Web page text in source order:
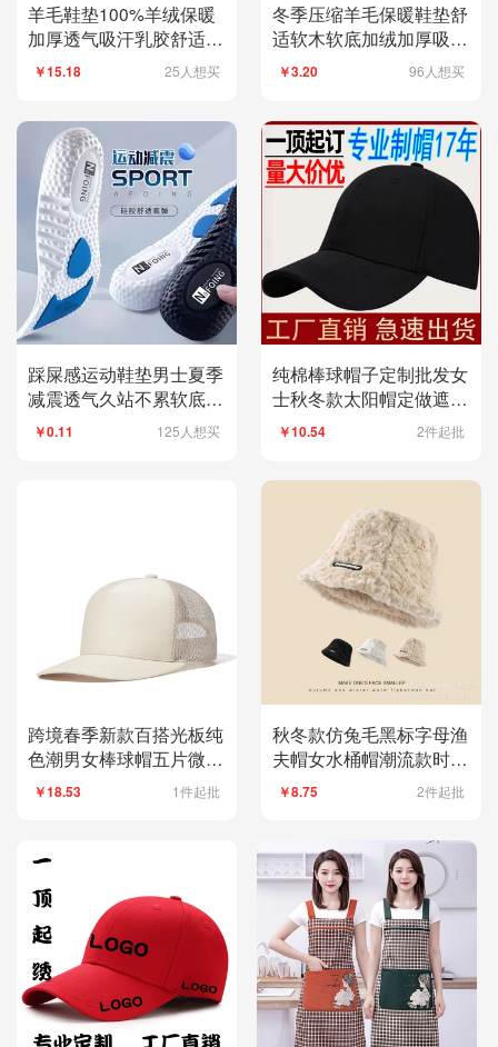
羊毛鞋垫100%羊绒保暖
加厚透气吸汗乳胶舒适高
弹减震马丁靴加绒
￥15.18 25人想买
冬季压缩羊毛保暖鞋垫舒
适软木软底加绒加厚吸汗
透气抗菌防臭批发
￥3.20 96人想买
踩屎感运动鞋垫男士夏季
减震透气久站不累软底篮
球aj气垫鞋垫
￥0.11 125人想买
纯棉棒球帽子定制批发女
士秋冬款太阳帽定做遮阳
鸭舌帽刺绣logo男
￥10.54 2件起批
跨境春季新款百搭光板纯
色潮男女棒球帽五片微弯
帽沿卡车网帽
￥18.53 1件起批
秋冬款仿兔毛黑标字母渔
夫帽女水桶帽潮流款时尚
百搭毛绒保暖盆帽
￥8.75 2件起批